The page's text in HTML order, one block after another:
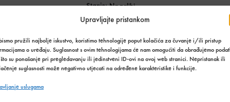
Upravljajte pristankom
pružili najbolje iskustvo, koristimo tehnologije poput kolačića za čuvanje i/ili pristup
o uređaju. Suglasnost s ovim tehnologijama će nam omogućiti da obrađujemo
su ponašanje pri pregledavanju ili jedinstveni ID-ovi na ovoj web stranici. Nepristanak ili
suglasnosti može negativno utjecati na određene karakteristike i funkcije.
uslugama
Stanje:Na zalihi
Količina zaliha: 1 kom
Kategorija: Kupaonski asortiman,Slavine
Podijeli s prijateljima: